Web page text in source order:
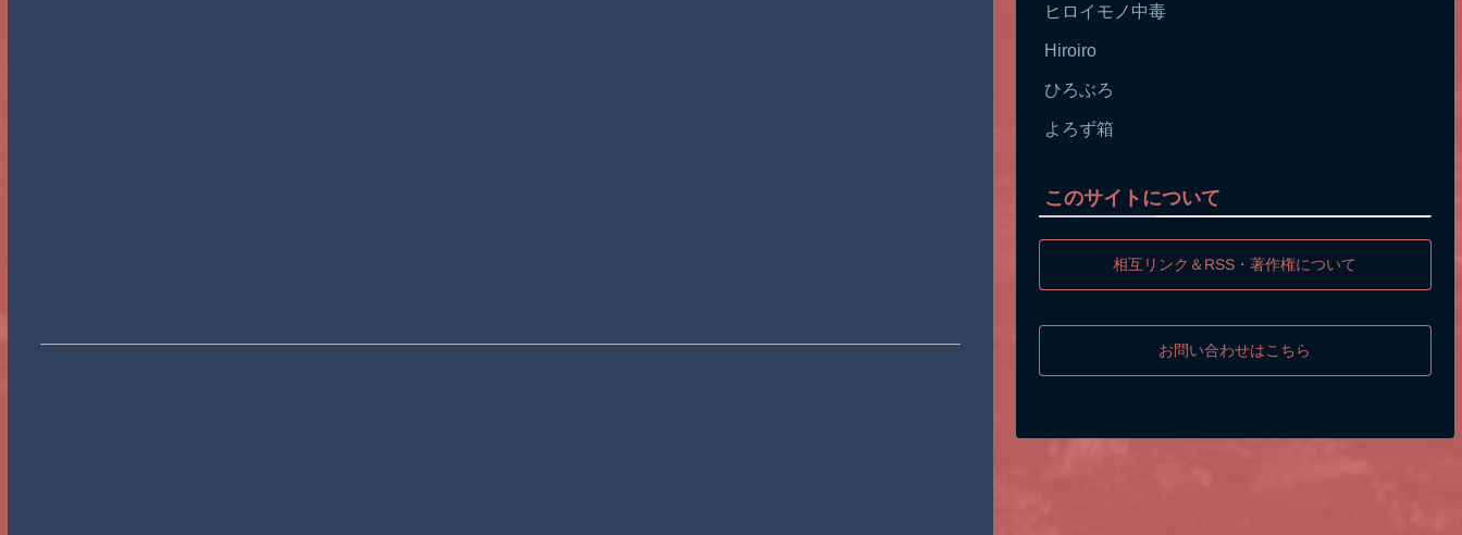
ヒロイモノ中毒
Hiroiro
ひろぶろ
よろず箱
このサイトについて
相互リンク＆RSS・著作権について
お問い合わせはこちら